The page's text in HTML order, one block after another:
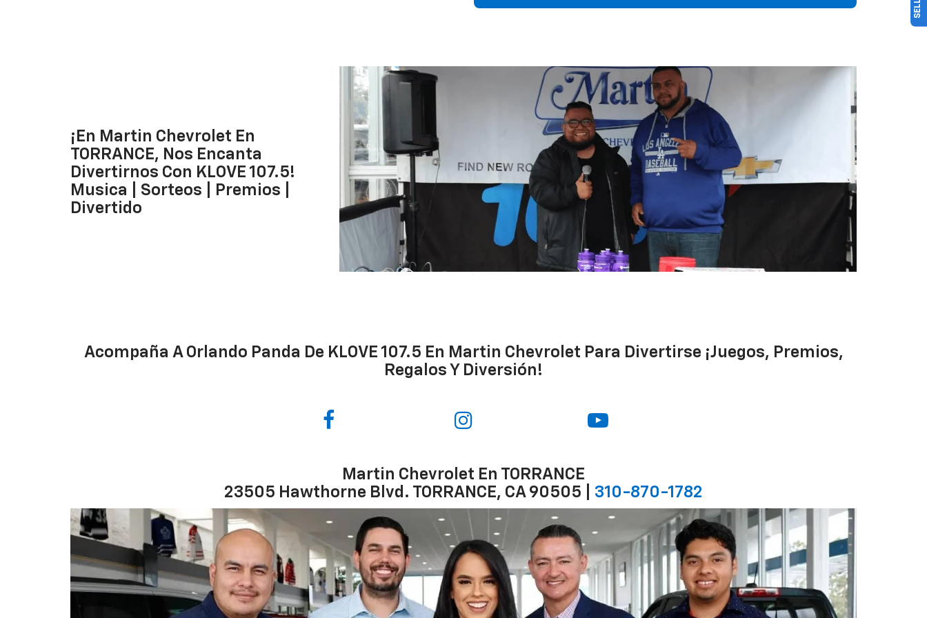
¡En Martin Chevrolet En
TORRANCE, Nos Encanta
Divertirnos Con KLOVE 107.5!
Musica | Sorteos | Premios |
Divertido
Acompaña A Orlando Panda De KLOVE 107.5 En Martin Chevrolet Para Divertirse ¡Juegos, Premios,
Regalos Y Diversión!
Martin Chevrolet En TORRANCE
23505 Hawthorne Blvd. TORRANCE, CA 90505 | 310-870-1782